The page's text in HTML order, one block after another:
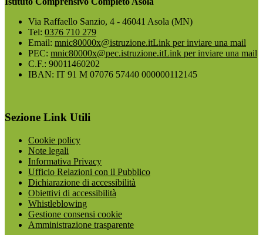
Via Raffaello Sanzio, 4 - 46041 Asola (MN)
Tel: 0376 710 279
Email: mnic80000x@istruzione.itLink per inviare una mail
PEC: mnic80000x@pec.istruzione.itLink per inviare una mail
C.F.: 90011460202
IBAN: IT 91 M 07076 57440 000000112145
Sezione Link Utili
Cookie policy
Note legali
Informativa Privacy
Ufficio Relazioni con il Pubblico
Dichiarazione di accessibilità
Obiettivi di accessibilità
Whistleblowing
Gestione consensi cookie
Amministrazione trasparente